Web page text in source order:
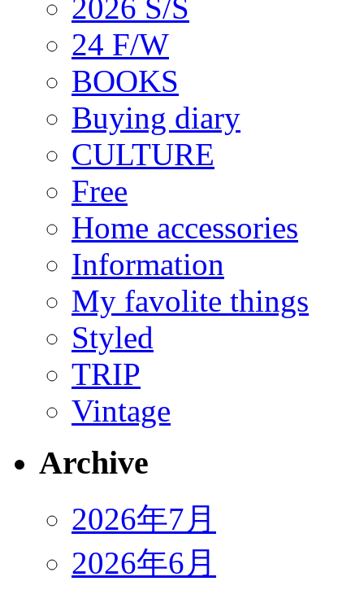
2026 S/S
24 F/W
BOOKS
Buying diary
CULTURE
Free
Home accessories
Information
My favolite things
Styled
TRIP
Vintage
Archive
2026年7月
2026年6月